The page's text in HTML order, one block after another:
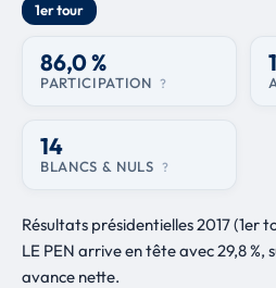
1er tour
86,0 %
PARTICIPATION ?
14
BLANCS & NULS ?
Résultats présidentielles 2017 (1er
LE PEN arrive en tête avec 29,8 %,
avance nette.